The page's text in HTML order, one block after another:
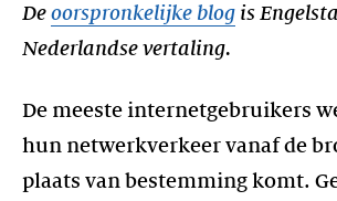
De oorspronkelijke blog is
Nederlandse vertaling.
De meeste internetgebruikers
hun netwerkverkeer vanaf de
plaats van bestemming komt.